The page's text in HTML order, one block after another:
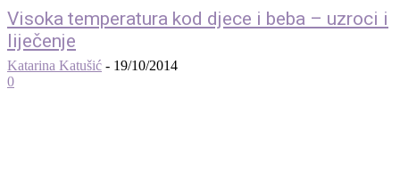
Visoka temperatura kod djece i beba – uzroci i
liječenje
Katarina Katušić - 19/10/2014
0